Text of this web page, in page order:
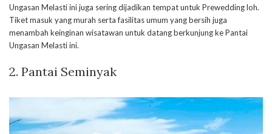
Ungasan Melasti ini juga sering dijadikan tempat untuk Prewedding loh.
Tiket masuk yang murah serta fasilitas umum yang bersih juga
menambah keinginan wisatawan untuk datang berkunjung ke Pantai
Ungasan Melasti ini.
2. Pantai Seminyak